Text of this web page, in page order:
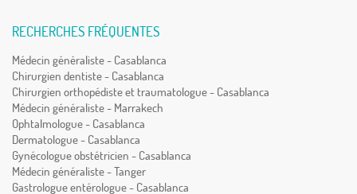
RECHERCHES FRÉQUENTES
Médecin généraliste - Casablanca
Chirurgien dentiste - Casablanca
Chirurgien orthopédiste et traumatologue - Casablanca
Médecin généraliste - Marrakech
Ophtalmologue - Casablanca
Dermatologue - Casablanca
Gynécologue obstétricien - Casablanca
Médecin généraliste - Tanger
Gastrologue entérologue - Casablanca